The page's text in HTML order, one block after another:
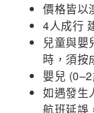
價格皆以
4人成行
兒童與嬰
時，須按
嬰兒
如遇發生
航班延誤